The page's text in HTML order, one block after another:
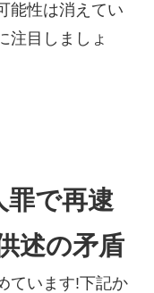
能性は消えてい
注目しましょ
罪で再逮
述の矛盾
ています!下記か